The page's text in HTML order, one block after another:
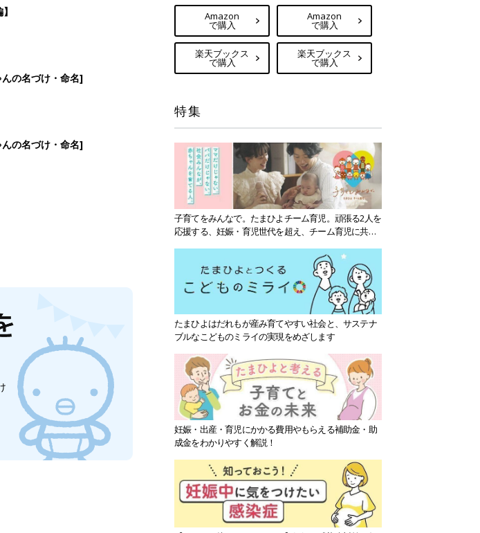
の名づけ・命名]
の名づけ・命名]
Amazon
で購入
楽天ブックス
で購入
Amazon
で購入
楽天ブックス
で購入
特集
子育てをみんなで。たまひよチーム育児。頑張る2人を
応援する、妊娠・育児世代を超え、チーム育児に共感
たまひよはだれもが産み育てやすい社会と、サステナ
ブルなこどものミライの実現をめざします
妊娠・出産・育児にかかる費用やもらえる補助金・助
成金をわかりやすく解説！